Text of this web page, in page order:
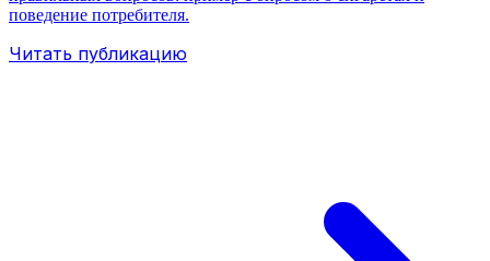
поведение потребителя.
Читать публикацию